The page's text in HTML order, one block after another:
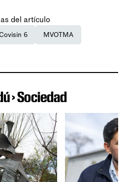
del artículo
6 MVOTMA
› Sociedad